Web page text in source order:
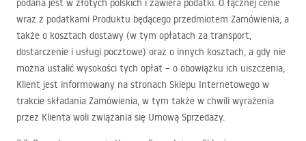
podana jest w złotych polskich i zawiera podatki. O łącznej cenie
wraz z podatkami Produktu będącego przedmiotem Zamówienia, a
także o kosztach dostawy (w tym opłatach za transport,
dostarczenie i usługi pocztowe) oraz o innych kosztach, a gdy nie
można ustalić wysokości tych opłat – o obowiązku ich uiszczenia,
Klient jest informowany na stronach Sklepu Internetowego w
trakcie składania Zamówienia, w tym także w chwili wyrażenia
przez Klienta woli związania się Umową Sprzedaży.